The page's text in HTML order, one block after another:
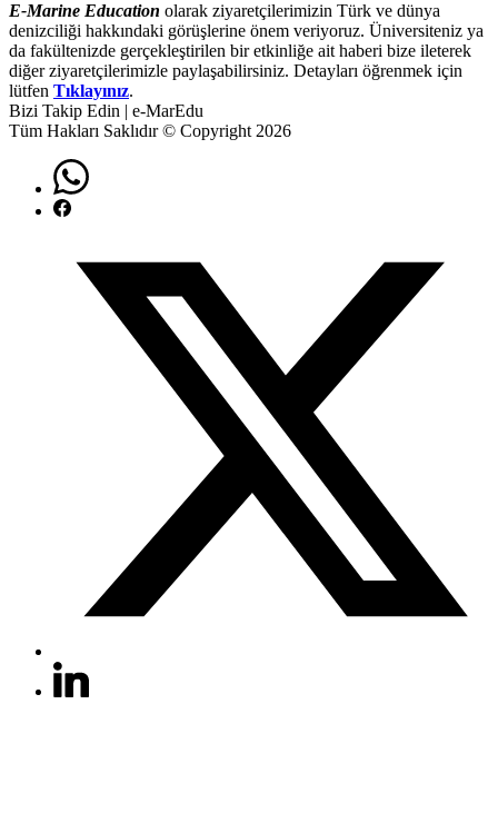
E-Marine Education olarak ziyaretçilerimizin Türk ve dünya
denizciliği hakkındaki görüşlerine önem veriyoruz. Üniversiteniz ya
da fakültenizde gerçekleştirilen bir etkinliğe ait haberi bize ileterek
diğer ziyaretçilerimizle paylaşabilirsiniz. Detayları öğrenmek için
lütfen Tıklayınız.
Bizi Takip Edin | e-MarEdu
Tüm Hakları Saklıdır © Copyright 2026